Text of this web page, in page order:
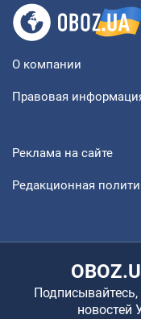
О компании
Правовая
Реклама на сайте
Редакционная
новостей